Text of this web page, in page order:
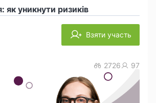
як уникнути ризиків
Взяти участь
2726 97